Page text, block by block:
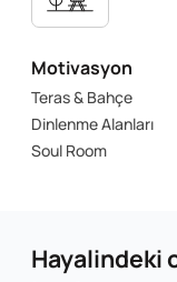
Motivasyon
Teras & Bahçe
Dinlenme Alanları
Soul Room
Hayalindeki